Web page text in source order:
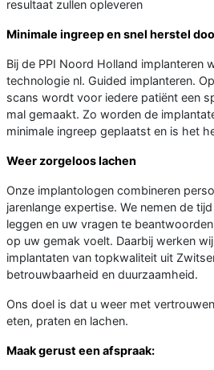
resultaat zullen opleveren
Minimale ingreep en snel herstel
Bij de PPI Noord Holland implanteren
technologie nl. Guided implanteren.
scans wordt voor iedere patiënt een
mal gemaakt. Zo worden de
minimale ingreep geplaatst en is het
Weer zorgeloos lachen
Onze implantologen combineren
jarenlange expertise. We nemen de
leggen en uw vragen te
op uw gemak voelt. Daarbij werken
implantaten van topkwaliteit uit
betrouwbaarheid en duurzaamheid.
Ons doel is dat u weer met
eten, praten en lachen.
Maak gerust een afspraak: